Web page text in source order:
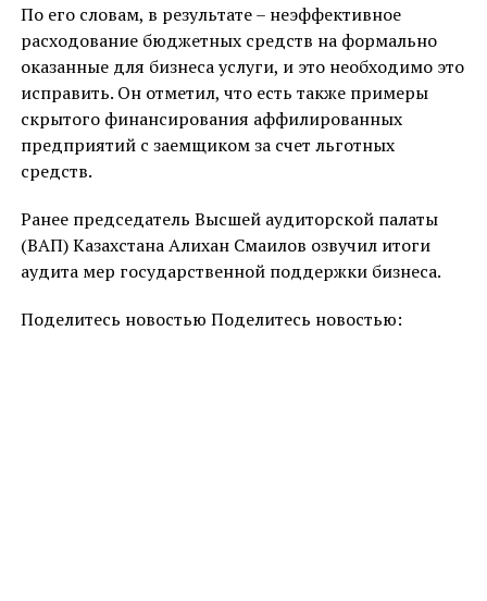
По его словам, в результате – неэффективное
расходование бюджетных средств на формально
оказанные для бизнеса услуги, и это необходимо это
исправить. Он отметил, что есть также примеры
скрытого финансирования аффилированных
предприятий с заемщиком за счет льготных
средств.
Ранее председатель Высшей аудиторской палаты
(ВАП) Казахстана Алихан Смаилов озвучил итоги
аудита мер государственной поддержки бизнеса.
Поделитесь новостью Поделитесь новостью: